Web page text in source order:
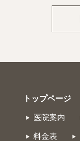
トップページ
医院案内
料金表